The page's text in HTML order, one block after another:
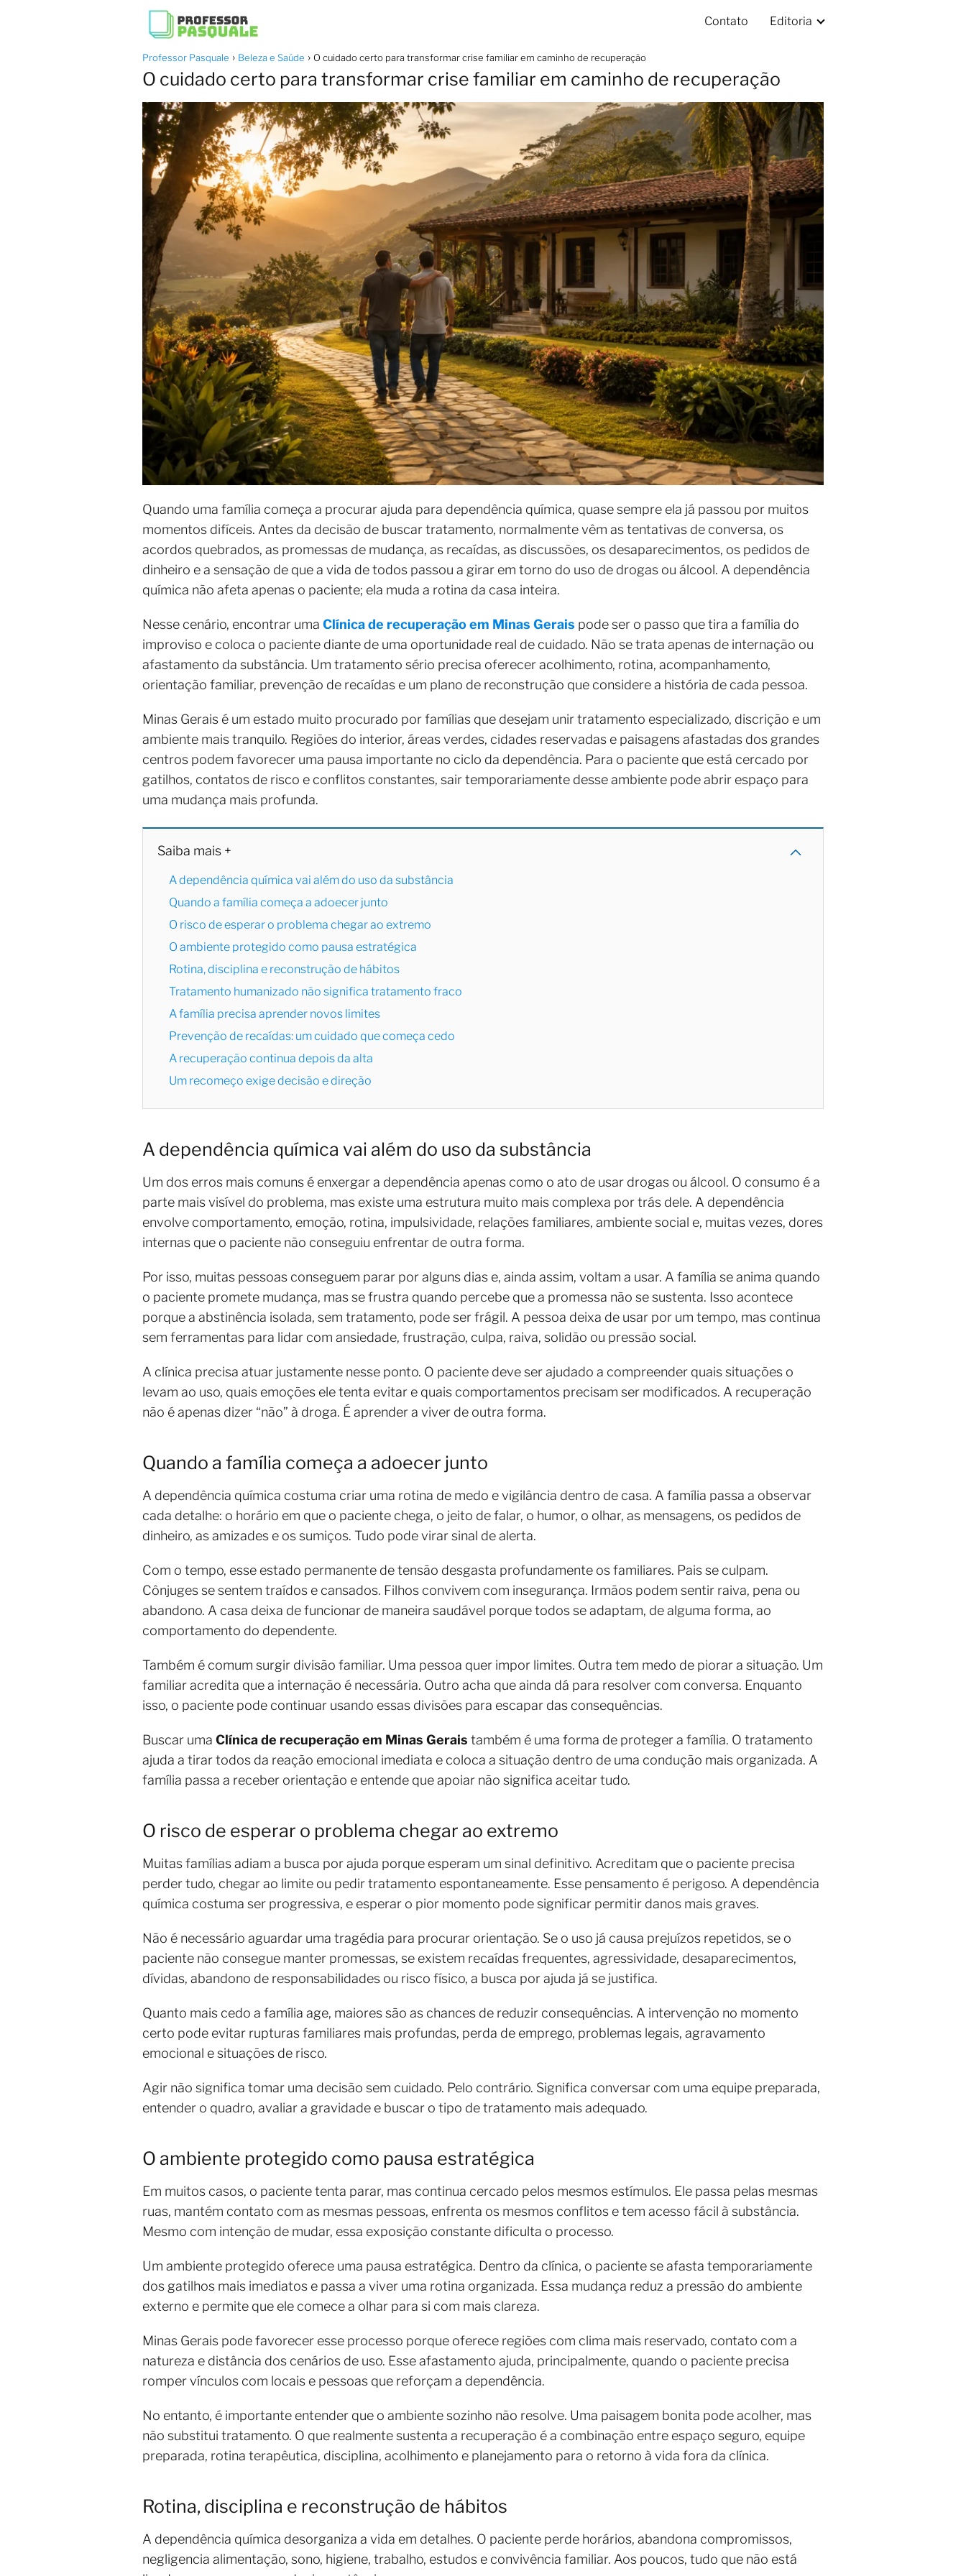
Contato Editoria
Professor Pasquale Beleza e Saúde O cuidado certo para transformar crise familiar em caminho de recuperação
O cuidado certo para transformar crise familiar em caminho de recuperação
Quando uma família começa a procurar ajuda para dependência química, quase sempre ela já passou por muitos
momentos difíceis. Antes da decisão de buscar tratamento, normalmente vêm as tentativas de conversa, os
acordos quebrados, as promessas de mudança, as recaídas, as discussões, os desaparecimentos, os pedidos de
dinheiro e a sensação de que a vida de todos passou a girar em torno do uso de drogas ou álcool. A dependência
química não afeta apenas o paciente; ela muda a rotina da casa inteira.
Nesse cenário, encontrar uma Clínica de recuperação em Minas Gerais pode ser o passo que tira a família do
improviso e coloca o paciente diante de uma oportunidade real de cuidado. Não se trata apenas de internação ou
afastamento da substância. Um tratamento sério precisa oferecer acolhimento, rotina, acompanhamento,
orientação familiar, prevenção de recaídas e um plano de reconstrução que considere a história de cada pessoa.
Minas Gerais é um estado muito procurado por famílias que desejam unir tratamento especializado, discrição e um
ambiente mais tranquilo. Regiões do interior, áreas verdes, cidades reservadas e paisagens afastadas dos grandes
centros podem favorecer uma pausa importante no ciclo da dependência. Para o paciente que está cercado por
gatilhos, contatos de risco e conflitos constantes, sair temporariamente desse ambiente pode abrir espaço para
uma mudança mais profunda.
Saiba mais +
A dependência química vai além do uso da substância
Quando a família começa a adoecer junto
O risco de esperar o problema chegar ao extremo
O ambiente protegido como pausa estratégica
Rotina, disciplina e reconstrução de hábitos
Tratamento humanizado não significa tratamento fraco
A família precisa aprender novos limites
Prevenção de recaídas: um cuidado que começa cedo
A recuperação continua depois da alta
Um recomeço exige decisão e direção
A dependência química vai além do uso da substância
Um dos erros mais comuns é enxergar a dependência apenas como o ato de usar drogas ou álcool. O consumo é a
parte mais visível do problema, mas existe uma estrutura muito mais complexa por trás dele. A dependência
envolve comportamento, emoção, rotina, impulsividade, relações familiares, ambiente social e, muitas vezes, dores
internas que o paciente não conseguiu enfrentar de outra forma.
Por isso, muitas pessoas conseguem parar por alguns dias e, ainda assim, voltam a usar. A família se anima quando
o paciente promete mudança, mas se frustra quando percebe que a promessa não se sustenta. Isso acontece
porque a abstinência isolada, sem tratamento, pode ser frágil. A pessoa deixa de usar por um tempo, mas continua
sem ferramentas para lidar com ansiedade, frustração, culpa, raiva, solidão ou pressão social.
A clínica precisa atuar justamente nesse ponto. O paciente deve ser ajudado a compreender quais situações o
levam ao uso, quais emoções ele tenta evitar e quais comportamentos precisam ser modificados. A recuperação
não é apenas dizer “não” à droga. É aprender a viver de outra forma.
Quando a família começa a adoecer junto
A dependência química costuma criar uma rotina de medo e vigilância dentro de casa. A família passa a observar
cada detalhe: o horário em que o paciente chega, o jeito de falar, o humor, o olhar, as mensagens, os pedidos de
dinheiro, as amizades e os sumiços. Tudo pode virar sinal de alerta.
Com o tempo, esse estado permanente de tensão desgasta profundamente os familiares. Pais se culpam.
Cônjuges se sentem traídos e cansados. Filhos convivem com insegurança. Irmãos podem sentir raiva, pena ou
abandono. A casa deixa de funcionar de maneira saudável porque todos se adaptam, de alguma forma, ao
comportamento do dependente.
Também é comum surgir divisão familiar. Uma pessoa quer impor limites. Outra tem medo de piorar a situação. Um
familiar acredita que a internação é necessária. Outro acha que ainda dá para resolver com conversa. Enquanto
isso, o paciente pode continuar usando essas divisões para escapar das consequências.
Buscar uma Clínica de recuperação em Minas Gerais também é uma forma de proteger a família. O tratamento
ajuda a tirar todos da reação emocional imediata e coloca a situação dentro de uma condução mais organizada. A
família passa a receber orientação e entende que apoiar não significa aceitar tudo.
O risco de esperar o problema chegar ao extremo
Muitas famílias adiam a busca por ajuda porque esperam um sinal definitivo. Acreditam que o paciente precisa
perder tudo, chegar ao limite ou pedir tratamento espontaneamente. Esse pensamento é perigoso. A dependência
química costuma ser progressiva, e esperar o pior momento pode significar permitir danos mais graves.
Não é necessário aguardar uma tragédia para procurar orientação. Se o uso já causa prejuízos repetidos, se o
paciente não consegue manter promessas, se existem recaídas frequentes, agressividade, desaparecimentos,
dívidas, abandono de responsabilidades ou risco físico, a busca por ajuda já se justifica.
Quanto mais cedo a família age, maiores são as chances de reduzir consequências. A intervenção no momento
certo pode evitar rupturas familiares mais profundas, perda de emprego, problemas legais, agravamento
emocional e situações de risco.
Agir não significa tomar uma decisão sem cuidado. Pelo contrário. Significa conversar com uma equipe preparada,
entender o quadro, avaliar a gravidade e buscar o tipo de tratamento mais adequado.
O ambiente protegido como pausa estratégica
Em muitos casos, o paciente tenta parar, mas continua cercado pelos mesmos estímulos. Ele passa pelas mesmas
ruas, mantém contato com as mesmas pessoas, enfrenta os mesmos conflitos e tem acesso fácil à substância.
Mesmo com intenção de mudar, essa exposição constante dificulta o processo.
Um ambiente protegido oferece uma pausa estratégica. Dentro da clínica, o paciente se afasta temporariamente
dos gatilhos mais imediatos e passa a viver uma rotina organizada. Essa mudança reduz a pressão do ambiente
externo e permite que ele comece a olhar para si com mais clareza.
Minas Gerais pode favorecer esse processo porque oferece regiões com clima mais reservado, contato com a
natureza e distância dos cenários de uso. Esse afastamento ajuda, principalmente, quando o paciente precisa
romper vínculos com locais e pessoas que reforçam a dependência.
No entanto, é importante entender que o ambiente sozinho não resolve. Uma paisagem bonita pode acolher, mas
não substitui tratamento. O que realmente sustenta a recuperação é a combinação entre espaço seguro, equipe
preparada, rotina terapêutica, disciplina, acolhimento e planejamento para o retorno à vida fora da clínica.
Rotina, disciplina e reconstrução de hábitos
A dependência química desorganiza a vida em detalhes. O paciente perde horários, abandona compromissos,
negligencia alimentação, sono, higiene, trabalho, estudos e convivência familiar. Aos poucos, tudo que não está